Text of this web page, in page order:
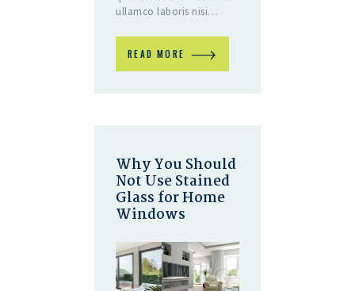
ullamco laboris nisi…
READ MORE
Why You Should
Not Use Stained
Glass for Home
Windows